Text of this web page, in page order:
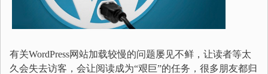
有关WordPress网站加载较慢的问题屡见不鲜，让读者等太
久会失去访客，会让阅读成为“艰巨”的任务，很多朋友都归